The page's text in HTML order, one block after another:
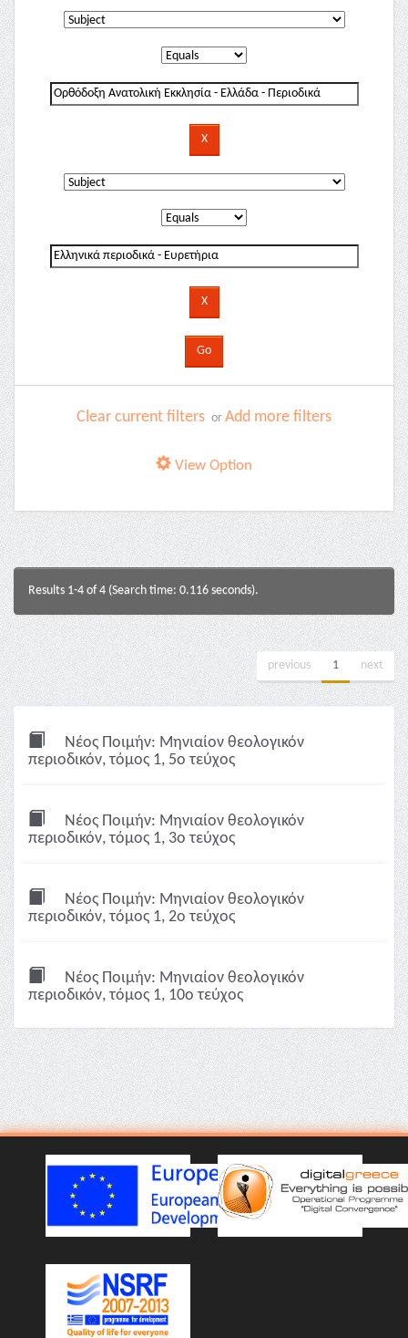
Clear current filters or Add more filters
View Option
Results 1-4 of 4 (Search time: 0.116 seconds).
previous 1 next
Νέος Ποιμήν: Μηνιαίον θεολογικόν
περιοδικόν, τόμος 1, 5ο τεύχος
Νέος Ποιμήν: Μηνιαίον θεολογικόν
περιοδικόν, τόμος 1, 3ο τεύχος
Νέος Ποιμήν: Μηνιαίον θεολογικόν
περιοδικόν, τόμος 1, 2ο τεύχος
Νέος Ποιμήν: Μηνιαίον θεολογικόν
περιοδικόν, τόμος 1, 10ο τεύχος